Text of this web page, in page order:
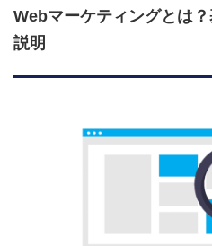
Webマーケティングとは
説明